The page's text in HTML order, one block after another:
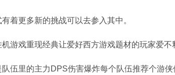
着更多新的挑战可以去参入其中。
游戏重现经典让爱好西方游戏题材的玩家爱不
伍里的主力DPS伤害爆炸每个队伍推荐个游侠